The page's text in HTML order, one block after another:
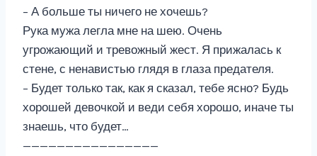
– А больше ты ничего не хочешь?
Рука мужа легла мне на шею. Очень
угрожающий и тревожный жест. Я прижалась к
стене, с ненавистью глядя в глаза предателя.
– Будет только так, как я сказал, тебе ясно? Будь
хорошей девочкой и веди себя хорошо, иначе ты
знаешь, что будет…
————————————————